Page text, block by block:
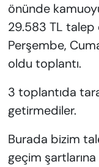
önünde
29.583 TL
Perşembe,
oldu toplantı.
3 toplantıda
getirmediler.
Burada bizim
geçim